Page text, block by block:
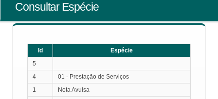
Consultar Espécie
Id
Espécie
5
4
01 - Prestação de Serviços
1
Nota Avulsa